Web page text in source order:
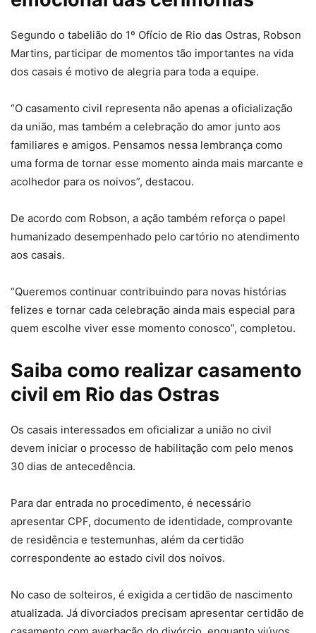
Segundo o tabelião do 1º Ofício de Rio das Ostras, Robson
Martins, participar de momentos tão importantes na vida
dos casais é motivo de alegria para toda a equipe.
“O casamento civil representa não apenas a oficialização
da união, mas também a celebração do amor junto aos
familiares e amigos. Pensamos nessa lembrança como
uma forma de tornar esse momento ainda mais marcante e
acolhedor para os noivos”, destacou.
De acordo com Robson, a ação também reforça o papel
humanizado desempenhado pelo cartório no atendimento
aos casais.
“Queremos continuar contribuindo para novas histórias
felizes e tornar cada celebração ainda mais especial para
quem escolhe viver esse momento conosco”, completou.
Saiba como realizar casamento
civil em Rio das Ostras
Os casais interessados em oficializar a união no civil
devem iniciar o processo de habilitação com pelo menos
30 dias de antecedência.
Para dar entrada no procedimento, é necessário
apresentar CPF, documento de identidade, comprovante
de residência e testemunhas, além da certidão
correspondente ao estado civil dos noivos.
No caso de solteiros, é exigida a certidão de nascimento
atualizada. Já divorciados precisam apresentar certidão de